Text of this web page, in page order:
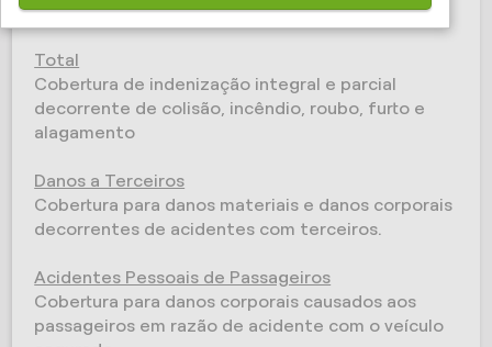
CONHEÇA AS COBERTURAS:
Total
Cobertura de indenização integral e parcial
decorrente de colisão, incêndio, roubo, furto e
alagamento
Danos a Terceiros
Cobertura para danos materiais e danos corporais
decorrentes de acidentes com terceiros.
Acidentes Pessoais de Passageiros
Cobertura para danos corporais causados aos
passageiros em razão de acidente com o veículo